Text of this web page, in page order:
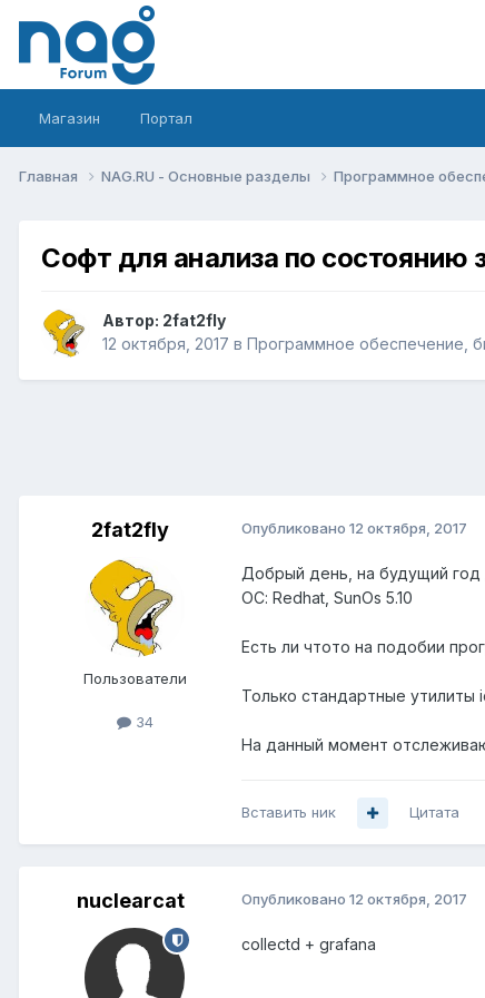
Магазин Портал
Главная NAG.RU - Основные разделы Программное
Софт для анализа по состоянию
Автор: 2fat2fly
12 октября, 2017 в Программное обеспечение,
2fat2fly
Пользователи
34
Опубликовано 12 октября, 2017
Добрый день, на будущий год
ОС: Redhat, SunOs 5.10
Есть ли чтото на подобии
Только стандартные утилиты
На данный момент
Вставить ник Цитата
nuclearcat Опубликовано 12 октября, 2017
collectd + grafana